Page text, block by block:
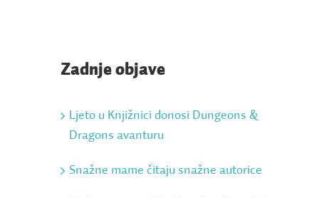
Zadnje objave
Ljeto u Knjižnici donosi Dungeons &
Dragons avanturu
Snažne mame čitaju snažne autorice